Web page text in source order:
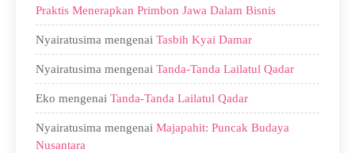
Praktis Menerapkan Primbon Jawa Dalam Bisnis
Nyairatusima mengenai Tasbih Kyai Damar
Nyairatusima mengenai Tanda-Tanda Lailatul Qadar
Eko mengenai Tanda-Tanda Lailatul Qadar
Nyairatusima mengenai Majapahit: Puncak Budaya
Nusantara